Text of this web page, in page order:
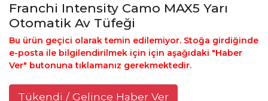
Franchi Intensity Camo MAX5 Yarı
Otomatik Av Tüfeği
Bu ürün geçici olarak temin edilemiyor. Stoğa girdiğinde
e-posta ile bilgilendirilmek için için aşağıdaki "Haber
Ver" butonuna tıklamanız gerekmektedir.
Tükendi / Gelince Haber Ver